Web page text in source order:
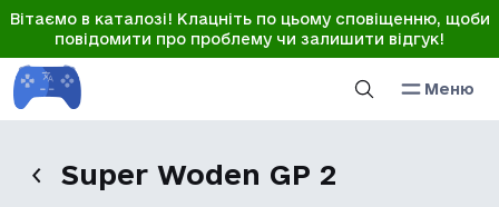
Вітаємо в каталозі! Клацніть по цьому сповіщенню, щоби
повідомити про проблему чи залишити відгук!
Меню
Super Woden GP 2